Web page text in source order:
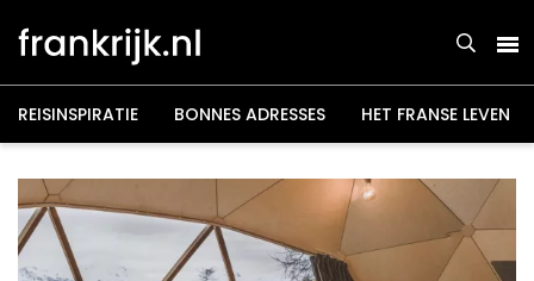
naar
inhoud
REISINSPIRATIE BONNES ADRESSES HET FRANSE LEVEN